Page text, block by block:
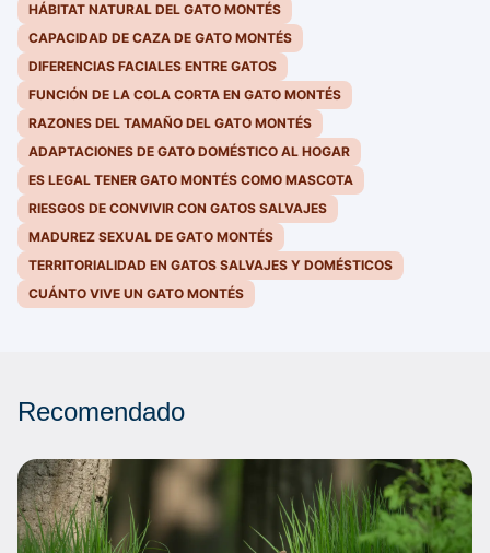
HÁBITAT NATURAL DEL GATO MONTÉS
CAPACIDAD DE CAZA DE GATO MONTÉS
DIFERENCIAS FACIALES ENTRE GATOS
FUNCIÓN DE LA COLA CORTA EN GATO MONTÉS
RAZONES DEL TAMAÑO DEL GATO MONTÉS
ADAPTACIONES DE GATO DOMÉSTICO AL HOGAR
ES LEGAL TENER GATO MONTÉS COMO MASCOTA
RIESGOS DE CONVIVIR CON GATOS SALVAJES
MADUREZ SEXUAL DE GATO MONTÉS
TERRITORIALIDAD EN GATOS SALVAJES Y DOMÉSTICOS
CUÁNTO VIVE UN GATO MONTÉS
Recomendado